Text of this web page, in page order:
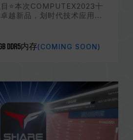
⭐本次COMPUTEX2023十
越新品，划时代技术应用...
DDR5内存(COMING SOON)